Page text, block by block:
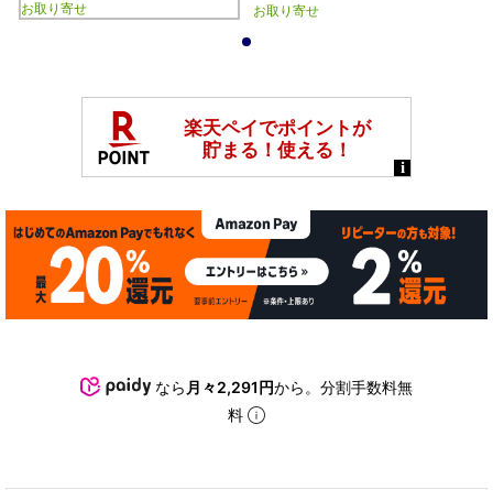
お取り寄せ
お取り寄せ
なら 月々2,291円から。分割手数料無
料